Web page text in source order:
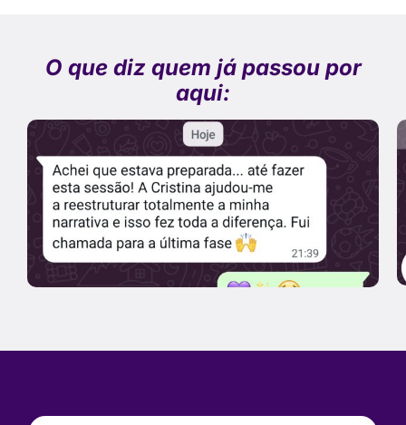
O que diz quem já passou por
aqui: